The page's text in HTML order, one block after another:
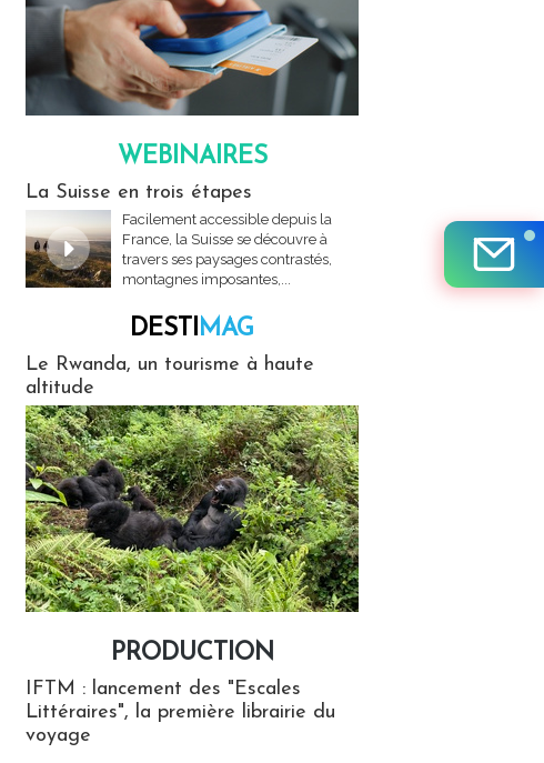
WEBINAIRES
La Suisse en trois étapes
Facilement accessible depuis la
France, la Suisse se découvre à
travers ses paysages contrastés,
montagnes imposantes,...
DESTIMAG
Le Rwanda, un tourisme à haute
altitude
PRODUCTION
IFTM : lancement des "Escales
Littéraires", la première librairie du
voyage